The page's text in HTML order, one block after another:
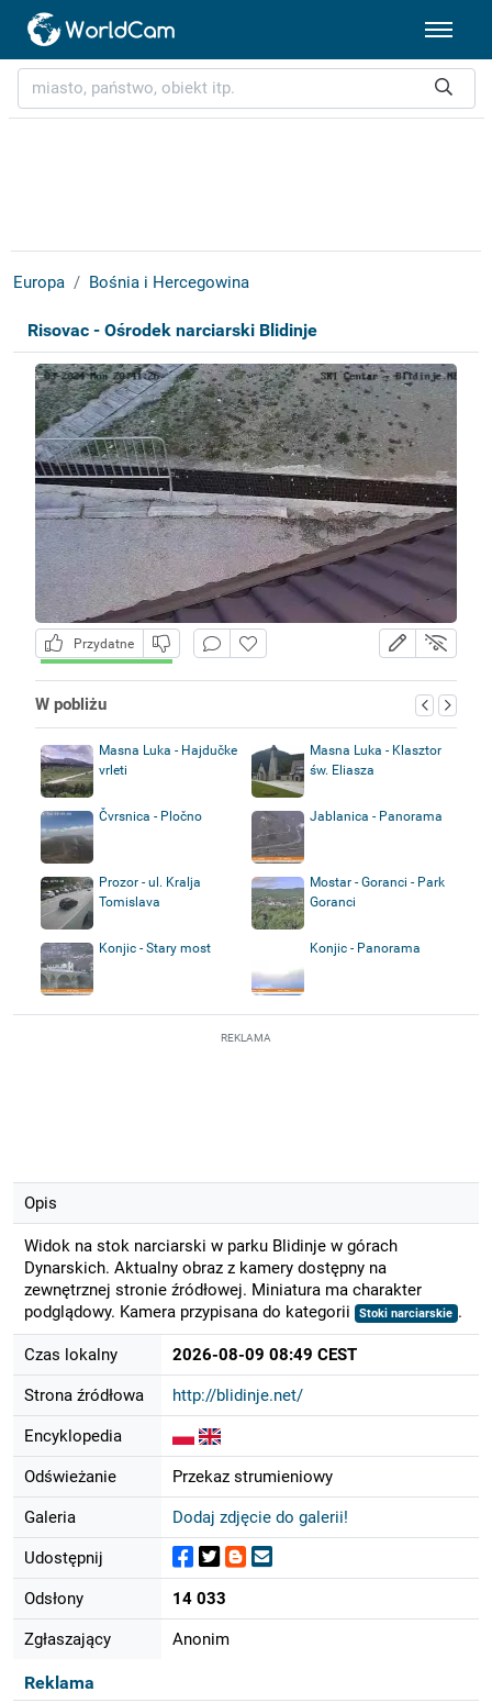
Europa Bośnia i Hercegowina
Risovac - Ośrodek narciarski Blidinje
Przydatne
W pobliżu
Masna Luka - Hajdučke
vrleti
Masna Luka - Klasztor
św. Eliasza
Čvrsnica - Pločno Jablanica - Panorama
Prozor - ul. Kralja
Tomislava
Mostar - Goranci - Park
Goranci
Konjic - Stary most Konjic - Panorama
REKLAMA
Opis
Widok na stok narciarski w parku Blidinje w górach
Dynarskich. Aktualny obraz z kamery dostępny na
zewnętrznej stronie źródłowej. Miniatura ma charakter
podglądowy. Kamera przypisana do kategorii
Stoki narciarskie .
Czas lokalny 2026-08-09 08:49 CEST
Strona źródłowa http://blidinje.net/
Encyklopedia
Odświeżanie Przekaz strumieniowy
Galeria Dodaj zdjęcie do galerii!
Udostępnij
Odsłony 14 033
Zgłaszający Anonim
Reklama